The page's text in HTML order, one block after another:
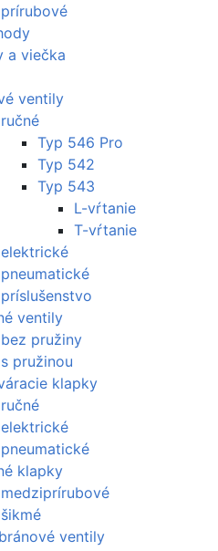
prírubové
a viečka
ventily
ručné
Typ 546 Pro
Typ 542
Typ 543
L-vŕtanie
T-vŕtanie
elektrické
pneumatické
príslušenstvo
ventily
bez pružiny
s pružinou
klapky
ručné
elektrické
pneumatické
klapky
medziprírubové
šikmé
ventily